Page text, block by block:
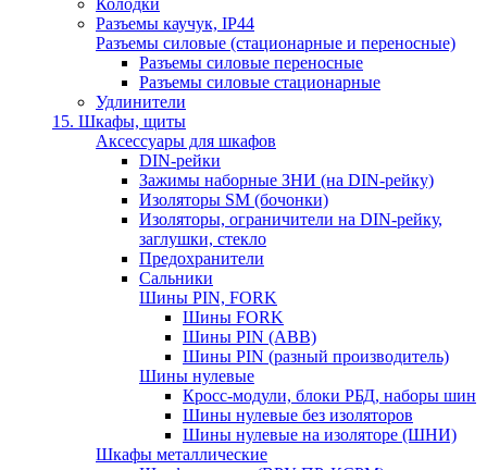
Колодки
Разъемы каучук, IP44
Разъемы силовые (стационарные и переносные)
Разъемы силовые переносные
Разъемы силовые стационарные
Удлинители
15. Шкафы, щиты
Аксессуары для шкафов
DIN-рейки
Зажимы наборные ЗНИ (на DIN-рейку)
Изоляторы SM (бочонки)
Изоляторы, ограничители на DIN-рейку,
заглушки, стекло
Предохранители
Сальники
Шины PIN, FORK
Шины FORK
Шины PIN (АВВ)
Шины PIN (разный производитель)
Шины нулевые
Кросс-модули, блоки РБД, наборы шин
Шины нулевые без изоляторов
Шины нулевые на изоляторе (ШНИ)
Шкафы металлические